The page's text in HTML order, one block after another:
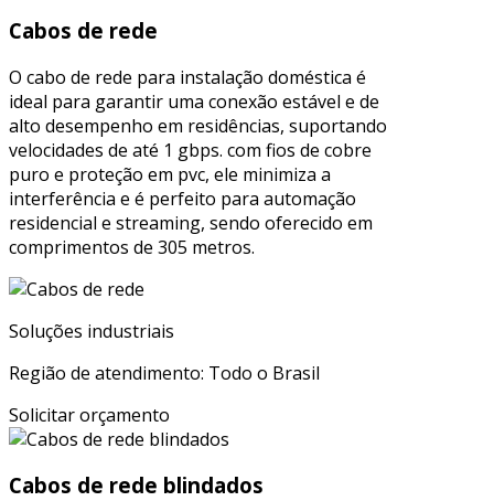
Cabos de rede
O cabo de rede para instalação doméstica é
ideal para garantir uma conexão estável e de
alto desempenho em residências, suportando
velocidades de até 1 gbps. com fios de cobre
puro e proteção em pvc, ele minimiza a
interferência e é perfeito para automação
residencial e streaming, sendo oferecido em
comprimentos de 305 metros.
Soluções industriais
Região de atendimento: Todo o Brasil
Solicitar orçamento
Cabos de rede blindados